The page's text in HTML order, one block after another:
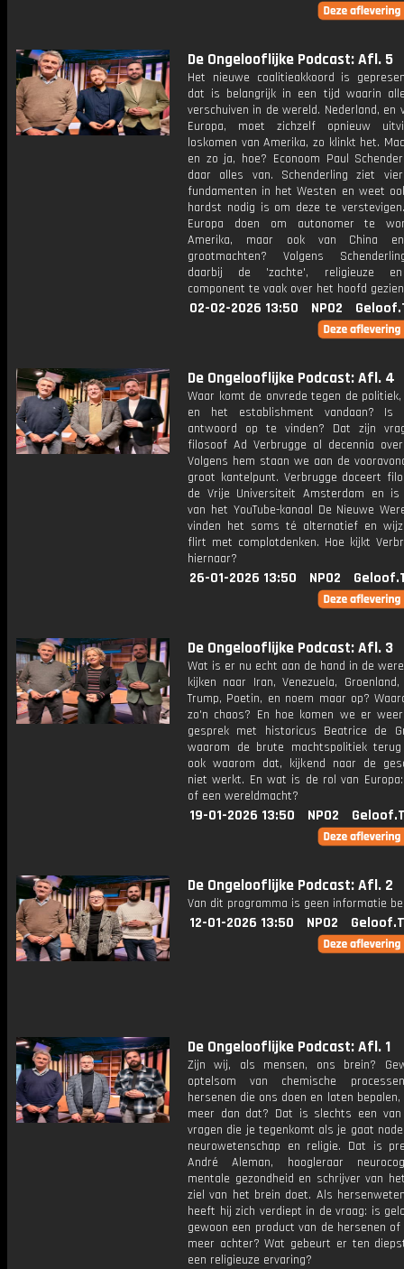
De Ongelooflijke Podcast: Afl. 5
Het nieuwe coalitieakkoord is
dat is belangrijk in een tijd waarin
verschuiven in de wereld. Nederland, en
Europa, moet zichzelf opnieuw
loskomen van Amerika, zo klinkt het.
en zo ja, hoe? Econoom Paul
daar alles van. Schenderling ziet
fundamenten in het Westen en weet
hardst nodig is om deze te
Europa doen om autonomer te
Amerika, maar ook van China
grootmachten? Volgens
daarbij de 'zachte', religieuze
component te vaak over het hoofd
02-02-2026 13:50 NPO2
De Ongelooflijke Podcast: Afl. 4
Waar komt de onvrede tegen de
en het establishment vandaan? Is
antwoord op te vinden? Dat zijn
filosoof Ad Verbrugge al decennia
Volgens hem staan we aan de
groot kantelpunt. Verbrugge doceert
de Vrije Universiteit Amsterdam en is
van het YouTube-kanaal De Nieuwe
vinden het soms té alternatief en
flirt met complotdenken. Hoe kijkt
hiernaar?
26-01-2026 13:50 NPO2
De Ongelooflijke Podcast: Afl. 3
Wat is er nu echt aan de hand in de
kijken naar Iran, Venezuela, Groenland,
Trump, Poetin, en noem maar op?
zo'n chaos? En hoe komen we er
gesprek met historicus Beatrice de
waarom de brute machtspolitiek
ook waarom dat, kijkend naar de
niet werkt. En wat is de rol van
of een wereldmacht?
19-01-2026 13:50 NPO2
De Ongelooflijke Podcast: Afl. 2
Van dit programma is geen informatie
12-01-2026 13:50 NPO2
De Ongelooflijke Podcast: Afl. 1
Zijn wij, als mensen, ons brein?
optelsom van chemische
hersenen die ons doen en laten
meer dan dat? Dat is slechts een
vragen die je tegenkomt als je gaat
neurowetenschap en religie. Dat is
André Aleman, hoogleraar
mentale gezondheid en schrijver van
ziel van het brein doet. Als
heeft hij zich verdiept in de vraag: is
gewoon een product van de hersenen
meer achter? Wat gebeurt er ten
een religieuze ervaring?